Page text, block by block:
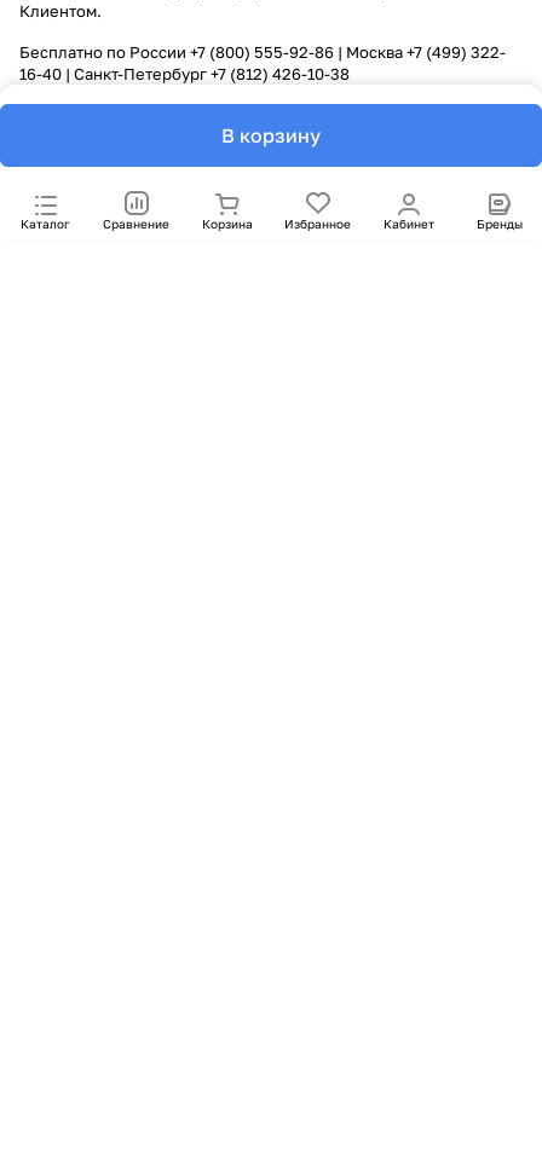
В корзину
Каталог Сравнение Корзина Избранное Кабинет Бренды
Клиентом.
Бесплатно по России +7 (800) 555-92-86 | Москва+7 (499) 322-
16-40 | Санкт-Петербург+7 (812) 426-10-38